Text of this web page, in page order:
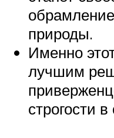
природы.
Именно
лучшим
строгости в